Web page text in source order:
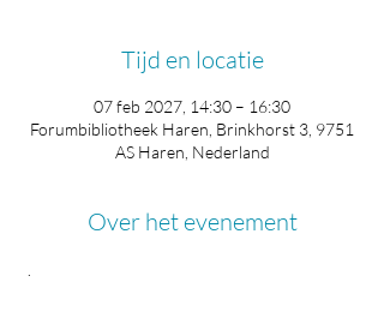
Tijd en locatie
07 feb 2027, 14:30 – 16:30
Forumbibliotheek Haren, Brinkhorst 3, 9751
AS Haren, Nederland
Over het evenement